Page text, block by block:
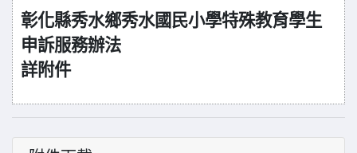
彰化縣秀水鄉秀水國民小學特殊教育學生
申訴服務辦法
詳附件